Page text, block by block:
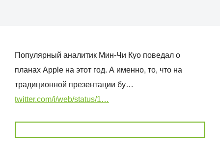
Популярный аналитик Мин-Чи Куо поведал о
планах Apple на этот год. А именно, то, что на
традиционной презентации бу…
twitter.com/i/web/status/1…